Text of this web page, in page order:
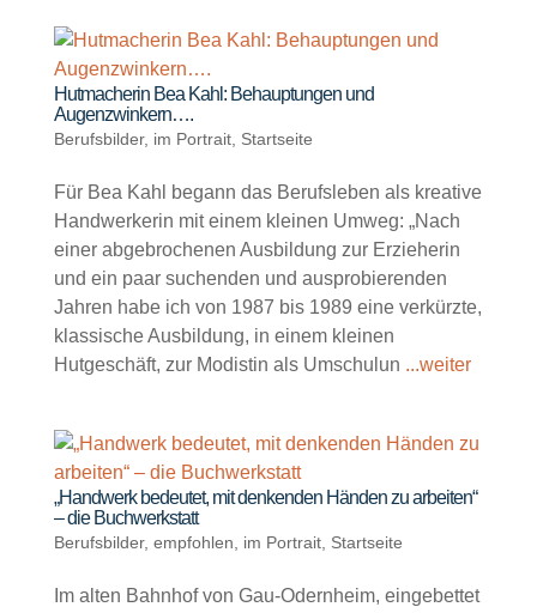
Hutmacherin Bea Kahl: Behauptungen und
Augenzwinkern….
Berufsbilder, im Portrait, Startseite
Für Bea Kahl begann das Berufsleben als kreative
Handwerkerin mit einem kleinen Umweg: „Nach
einer abgebrochenen Ausbildung zur Erzieherin
und ein paar suchenden und ausprobierenden
Jahren habe ich von 1987 bis 1989 eine verkürzte,
klassische Ausbildung, in einem kleinen
Hutgeschäft, zur Modistin als Umschulun ...weiter
„Handwerk bedeutet, mit denkenden Händen zu arbeiten“
– die Buchwerkstatt
Berufsbilder, empfohlen im Portrait, Startseite
Im alten Bahnhof von Gau-Odernheim, eingebettet